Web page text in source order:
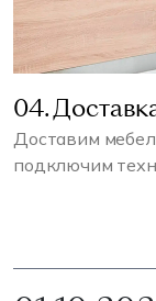
04.
Доставим
подключим